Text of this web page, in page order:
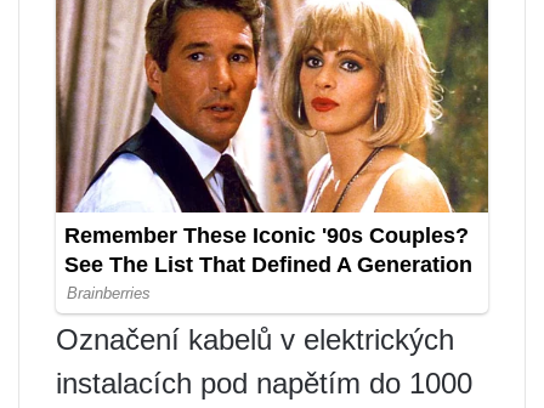
Označení kabelů v elektrických
instalacích pod napětím do 1000